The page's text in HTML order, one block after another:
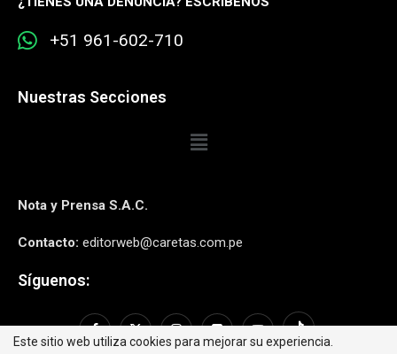
Este sitio web utiliza cookies para mejorar su experiencia.